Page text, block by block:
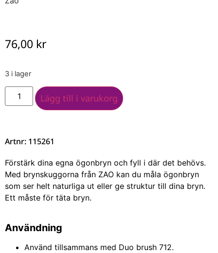
76,00 kr
3 i lager
Lägg till i varukorg
Artnr: 115261
Förstärk dina egna ögonbryn och fyll i där det behövs.
Med brynskuggorna från ZAO kan du måla ögonbryn
som ser helt naturliga ut eller ge struktur till dina bryn.
Ett måste för täta bryn.
Användning
Använd tillsammans med Duo brush 712.